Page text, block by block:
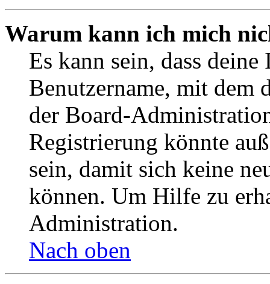
Warum kann ich mich
Es kann sein, dass
Benutzername, mit dem
der Board-
Registrierung könnte
sein, damit sich keine
können. Um Hilfe zu
Administration.
Nach oben